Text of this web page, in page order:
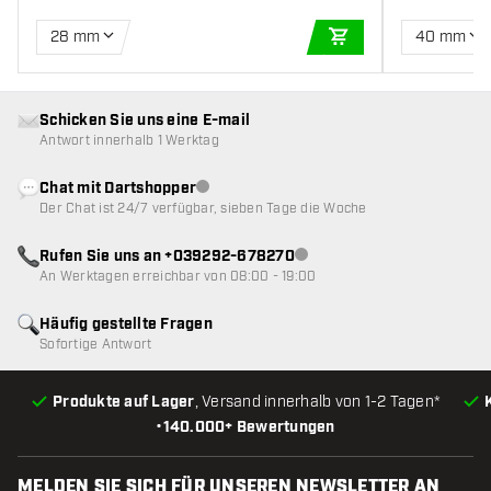
28 mm
IN DEN
40 mm
•140.000+ Bewertungen
Produkte auf Lager, Versand innerhalb von 1-2 Tagen*
Häufig gestellte Fragen
Sofortige Antwort
Schicken Sie uns eine E-mail
Antwort innerhalb 1 Werktag
Chat mit DartshopperKundenservice nicht verfügbar
Der Chat ist 24/7 verfügbar, sieben Tage die Woche
Rufen Sie uns an +039292-678270Kundenservice nicht
An Werktagen erreichbar von 08:00 - 19:00